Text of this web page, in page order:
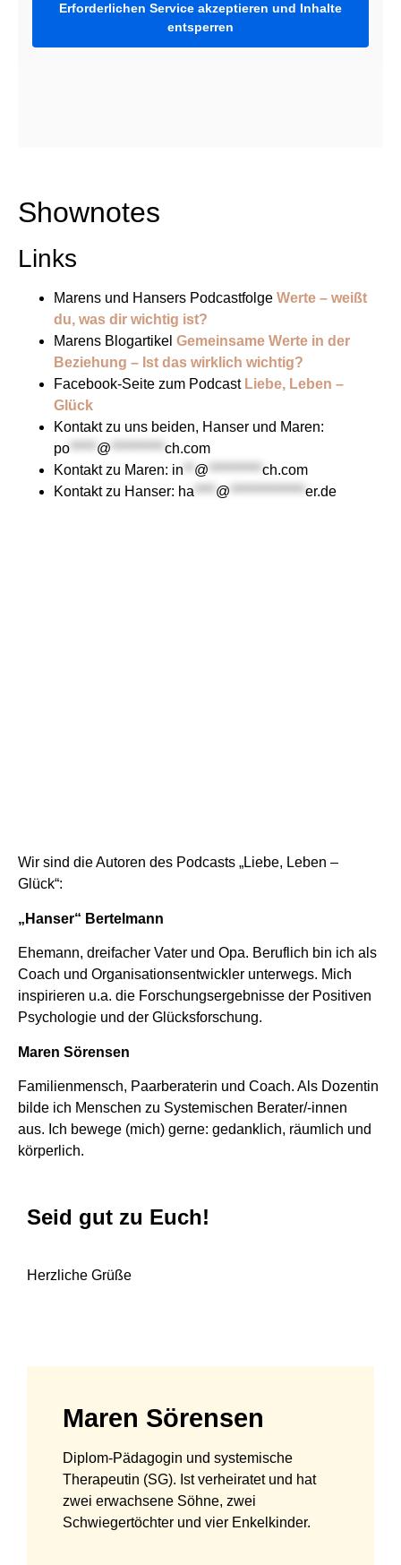
Erforderlichen Service akzeptieren und Inhalte
entsperren
Shownotes
Links
Marens und Hansers Podcastfolge Werte – weißt
du, was dir wichtig ist?
Marens Blogartikel Gemeinsame Werte in der
Beziehung – Ist das wirklich wichtig?
Facebook-Seite zum Podcast Liebe, Leben –
Glück
Kontakt zu uns beiden, Hanser und Maren:
po ***** @ ********** ch.com
Kontakt zu Maren: in ** @ ********** ch.com
Kontakt zu Hanser: ha **** @ ************** er.de
Wir sind die Autoren des Podcasts „Liebe, Leben –
Glück“:
„Hanser“ Bertelmann
Ehemann, dreifacher Vater und Opa. Beruflich bin ich als
Coach und Organisationsentwickler unterwegs. Mich
inspirieren u.a. die Forschungsergebnisse der Positiven
Psychologie und der Glücksforschung.
Maren Sörensen
Familienmensch, Paarberaterin und Coach. Als Dozentin
bilde ich Menschen zu Systemischen Berater/-innen
aus. Ich bewege (mich) gerne: gedanklich, räumlich und
körperlich.
Seid gut zu Euch!
Herzliche Grüße
Maren Sörensen
Diplom-Pädagogin und systemische
Therapeutin (SG). Ist verheiratet und hat
zwei erwachsene Söhne, zwei
Schwiegertöchter und vier Enkelkinder.